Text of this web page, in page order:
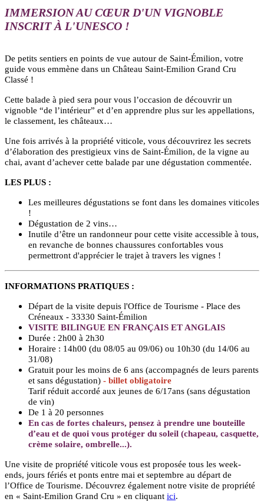
IMMERSION AU CŒUR D'UN VIGNOBLE
INSCRIT À L'UNESCO !
De petits sentiers en points de vue autour de Saint-Émilion, votre
guide vous emmène dans un Château Saint-Emilion Grand Cru
Classé !
Cette balade à pied sera pour vous l’occasion de découvrir un
vignoble “de l’intérieur” et d’en apprendre plus sur les appellations,
le classement, les châteaux…
Une fois arrivés à la propriété viticole, vous découvrirez les secrets
d’élaboration des prestigieux vins de Saint-Émilion, de la vigne au
chai, avant d’achever cette balade par une dégustation commentée.
LES PLUS :
Les meilleures dégustations se font dans les domaines viticoles
!
Dégustation de 2 vins…
Inutile d’être un randonneur pour cette visite accessible à tous,
en revanche de bonnes chaussures confortables vous
permettront d'apprécier le trajet à travers les vignes !
INFORMATIONS PRATIQUES :
Départ de la visite depuis l'Office de Tourisme - Place des
Créneaux - 33330 Saint-Émilion
VISITE BILINGUE EN FRANÇAIS ET ANGLAIS
Durée : 2h00 à 2h30
Horaire : 14h00 (du 08/05 au 09/06) ou 10h30 (du 14/06 au
31/08)
Gratuit pour les moins de 6 ans (accompagnés de leurs parents
et sans dégustation) - billet obligatoire
Tarif réduit accordé aux jeunes de 6/17ans (sans dégustation
de vin)
De 1 à 20 personnes
En cas de fortes chaleurs, pensez à prendre une bouteille
d’eau et de quoi vous protéger du soleil (chapeau, casquette,
crème solaire, ombrelle...).
Une visite de propriété viticole vous est proposée tous les week-
ends, jours fériés et ponts entre mai et septembre au départ de
l’Office de Tourisme. Découvrez également notre visite de propriété
en « Saint-Emilion Grand Cru » en cliquant ici.